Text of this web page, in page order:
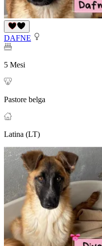
DAFNE
5 Mesi
Pastore belga
Latina (LT)